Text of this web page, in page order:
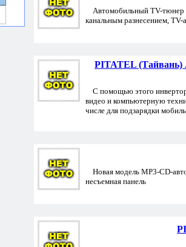
Автомобильный TV-тюнер
канальным разнесением,
PITATEL (Тайвань)
С помощью этого
видео и компьютерную
числе для подзарядки
Новая модель MP3-CD-
несъемная панель